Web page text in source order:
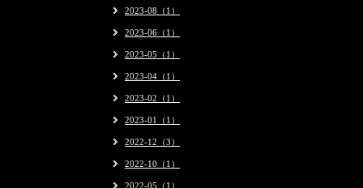
2023-08（1）
2023-06（1）
2023-05（1）
2023-04（1）
2023-02（1）
2023-01（1）
2022-12（3）
2022-10（1）
2022-05（1）